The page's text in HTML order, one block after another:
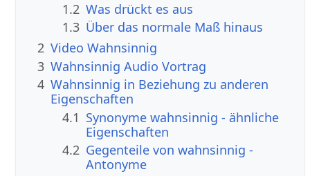
1.2 Was drückt es aus
1.3 Über das normale Maß hinaus
2 Video Wahnsinnig
3 Wahnsinnig Audio Vortrag
4 Wahnsinnig in Beziehung zu anderen
Eigenschaften
4.1 Synonyme wahnsinnig - ähnliche
Eigenschaften
4.2 Gegenteile von wahnsinnig -
Antonyme